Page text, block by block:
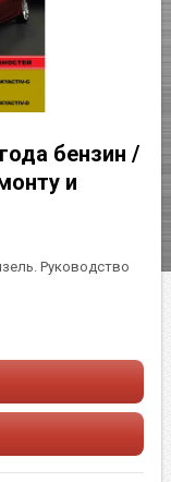
бензин /
и
Руководство